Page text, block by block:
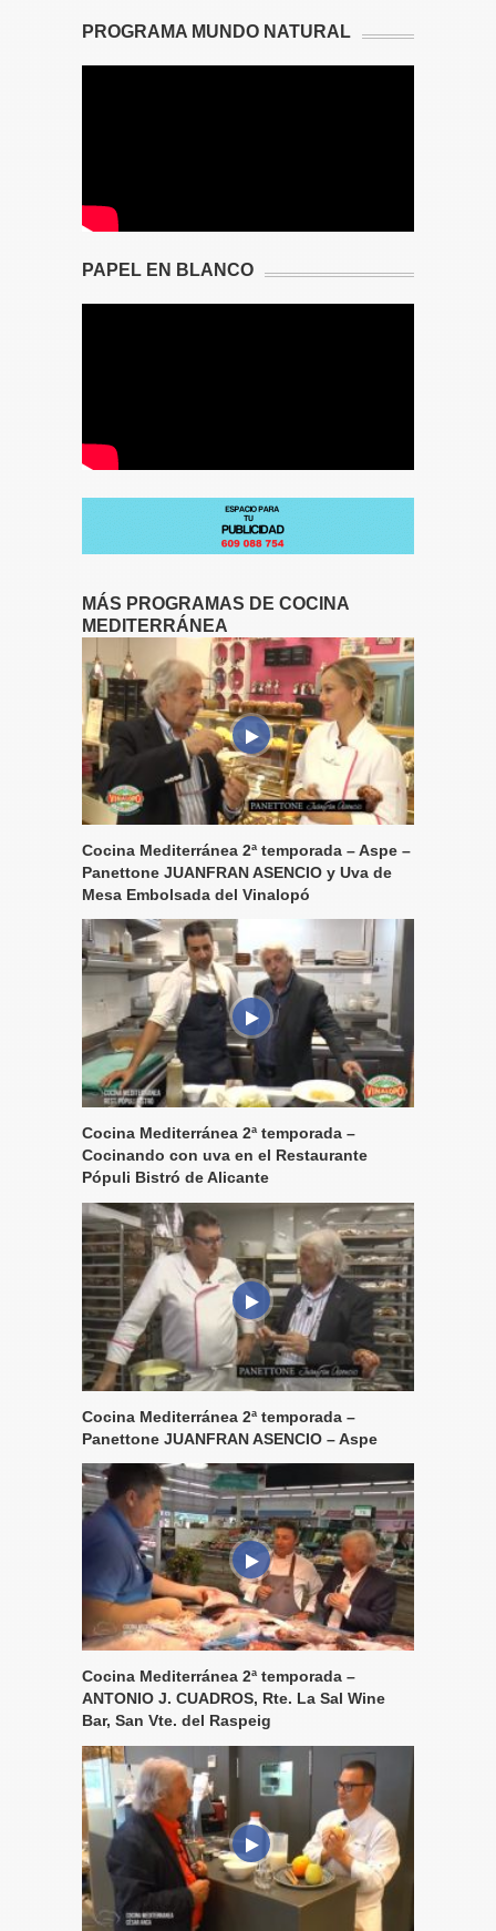
PROGRAMA MUNDO NATURAL
PAPEL EN BLANCO
MÁS PROGRAMAS DE COCINA
MEDITERRÁNEA
Cocina Mediterránea 2ª temporada – Aspe –
Panettone JUANFRAN ASENCIO y Uva de
Mesa Embolsada del Vinalopó
Cocina Mediterránea 2ª temporada –
Cocinando con uva en el Restaurante
Pópuli Bistró de Alicante
Cocina Mediterránea 2ª temporada –
Panettone JUANFRAN ASENCIO – Aspe
Cocina Mediterránea 2ª temporada –
ANTONIO J. CUADROS, Rte. La Sal Wine
Bar, San Vte. del Raspeig